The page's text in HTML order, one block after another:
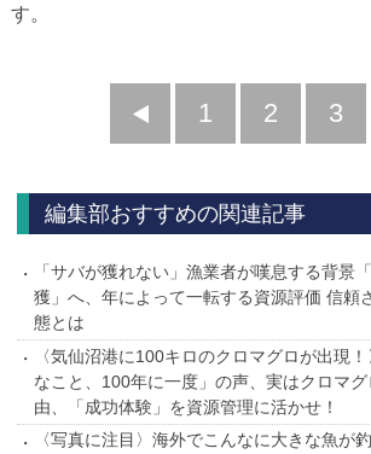
す。
前
1 2 3
編集部おすすめの関連記事
「サバが獲れない」漁業者が嘆息する背景
獲」へ、年によって一転する資源評価 信頼
態とは
〈気仙沼港に100キロのクロマグロが出現
なこと、100年に一度」の声、実はクロマ
由、「成功体験」を資源管理に活かせ！
〈写真に注目〉海外でこんなに大きな魚が